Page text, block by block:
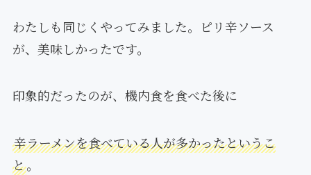
わたしも同じくやってみました。ピリ辛ソース
が、美味しかったです。
印象的だったのが、機内食を食べた後に
辛ラーメンを食べている人が多かったというこ
と。